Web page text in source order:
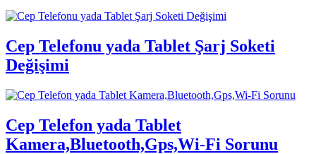
Cep Telefonu yada Tablet Şarj Soketi
Değişimi
Cep Telefon yada Tablet
Kamera,Bluetooth,Gps,Wi-Fi Sorunu